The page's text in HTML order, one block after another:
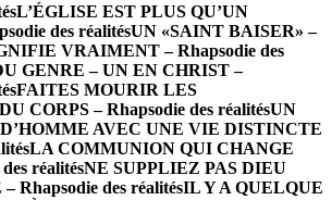
L’ÉGLISE EST PLUS QU’UN
des réalitésUN «SAINT BAISER» –
VRAIMENT – Rhapsodie des
GENRE – UN EN CHRIST –
FAITES MOURIR LES
CORPS – Rhapsodie des réalitésUN
AVEC UNE VIE DISTINCTE
LA COMMUNION QUI CHANGE
réalitésNE SUPPLIEZ PAS DIEU
Rhapsodie des réalitésIL Y A QUELQUE